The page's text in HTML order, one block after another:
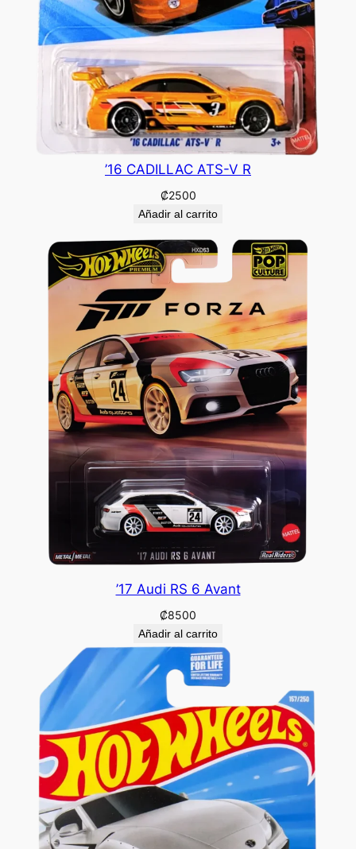
’16 CADILLAC ATS-V R
₡2500
Añadir al carrito
’17 Audi RS 6 Avant
₡8500
Añadir al carrito